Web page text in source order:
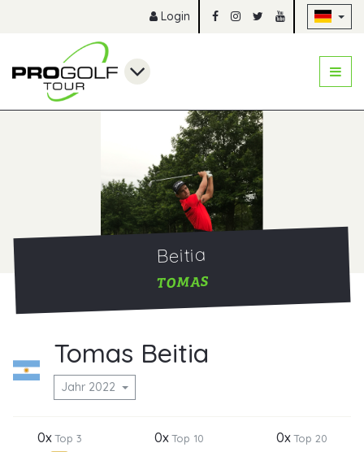
Login
Beitia
TOMAS
Tomas Beitia
Jahr 2022
0xTop 3 0xTop 10 0xTop 20